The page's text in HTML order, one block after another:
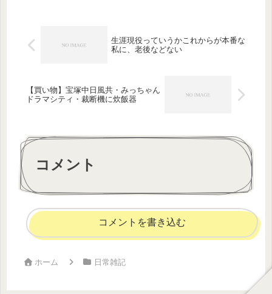
生涯現役っていうかこれからが本番な
私に、老後などない
【買い物】宝塚中日風共・みっちゃん
ドラマシティ・裁断機に炊飯器
コメント
コメントを書き込む
ホーム 日常雑記